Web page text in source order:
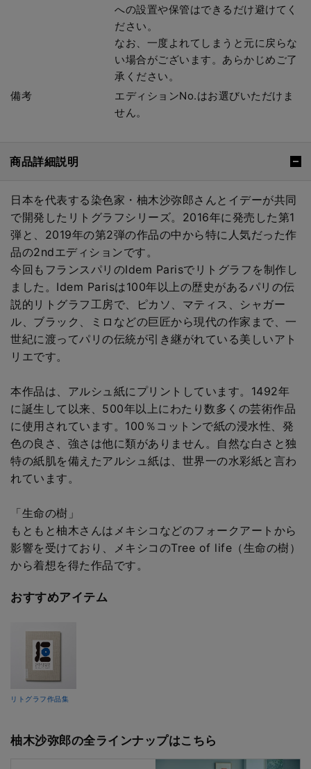
への設置や保管はできるだけ避けてく
ださい。
なお、一度よれてしまうと元に戻らな
い場合がございます。あらかじめご了
承ください。
備考
エディションNo.はお選びいただけま
せん。
商品詳細説明
日本を代表する染色家・柚木沙弥郎さんとイデーが共同
で開発したリトグラフシリーズ。2016年に発売した第1
弾と、2019年の第2弾の作品の中から特に人気だった作
品の2ndエディションです。
今回もフランスパリのIdem Parisでリトグラフを制作し
ました。Idem Parisは100年以上の歴史があるパリの伝
説的リトグラフ工房で、ピカソ、マティス、シャガー
ル、ブラック、ミロなどの巨匠から現代の作家まで、一
世紀に渡ってパリの伝統が引き継がれている美しいアト
リエです。
本作品は、アルシュ紙にプリントしています。1492年
に誕生して以来、500年以上にわたり数多くの芸術作品
に使用されています。100％コットンで紙の浸水性、発
色の良さ、強さは他に類がありません。自然な白さと独
特の紙肌を備えたアルシュ紙は、世界一の水彩紙と言わ
れています。
「生命の樹」
もともと柚木さんはメキシコなどのフォークアートから
影響を受けており、メキシコのTree of life（生命の樹）
から着想を得た作品です。
おすすめアイテム
リトグラフ作品集
柚木沙弥郎の全ラインナップはこちら